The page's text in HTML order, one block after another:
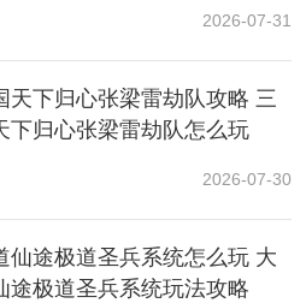
期就能提供很高的输出。
是一个不错的选择。
2026-07-31
天下归心张梁雷劫队攻略 三
下归心张梁雷劫队怎么玩
2026-07-30
仙途极道圣兵系统怎么玩 大
途极道圣兵系统玩法攻略